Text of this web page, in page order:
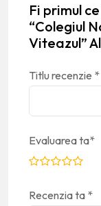
Fi primul
“Colegiul
Viteazul”
Titlu recenzie *
Evaluarea ta*
Recenzia ta *